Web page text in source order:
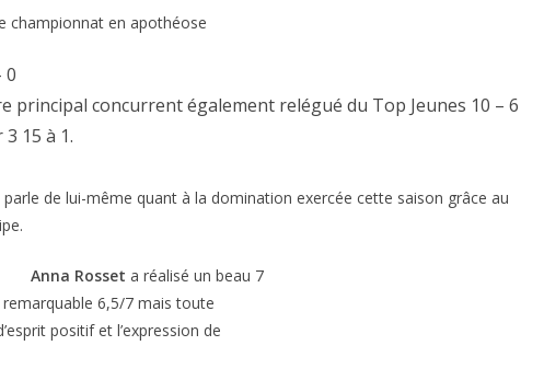
championnat en apothéose
0
concurrent également relégué du Top Jeunes 10 – 6
15 à 1.
de lui-même quant à la domination exercée cette saison grâce au
Anna Rosset a réalisé un beau 7
remarquable 6,5/7 mais toute
positif et l’expression de